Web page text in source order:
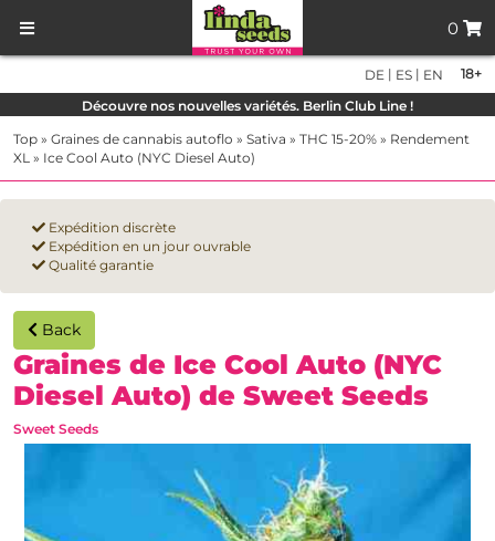
0
18+
DE | ES | EN
Découvre nos nouvelles variétés. Berlin Club Line !
Top » Graines de cannabis autoflo » Sativa » THC 15-20% » Rendement
XL » Ice Cool Auto (NYC Diesel Auto)
Expédition discrète
Expédition en un jour ouvrable
Qualité garantie
Back
Graines de Ice Cool Auto (NYC
Diesel Auto) de Sweet Seeds
Sweet Seeds